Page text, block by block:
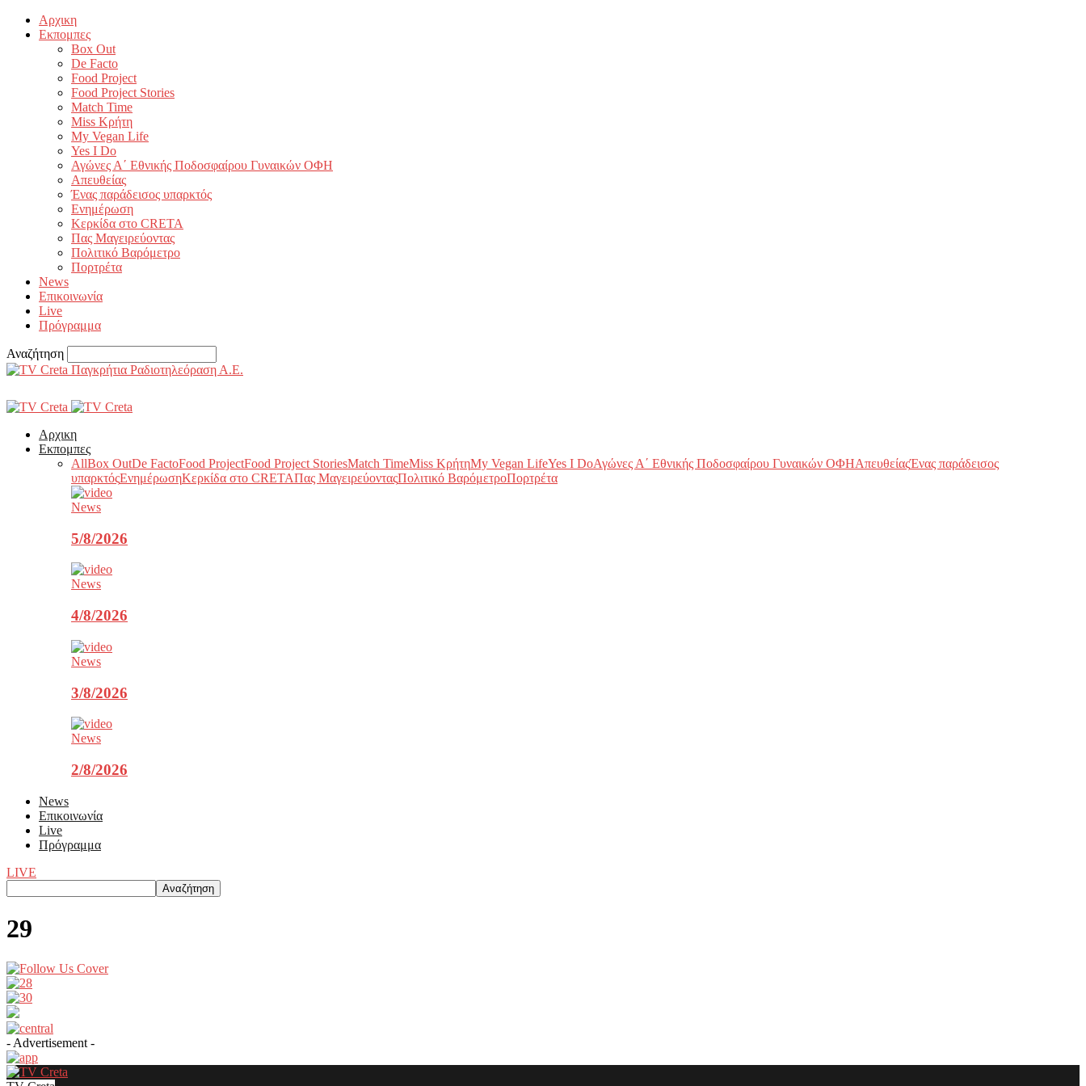
Αρχικη
Εκπομπες
Box Out
De Facto
Food Project
Food Project Stories
Match Time
Miss Κρήτη
My Vegan Life
Yes I Do
Αγώνες Α΄ Εθνικής Ποδοσφαίρου Γυναικών ΟΦΗ
Απευθείας
Ένας παράδεισος υπαρκτός
Ενημέρωση
Κερκίδα στο CRETA
Πας Μαγειρεύοντας
Πολιτικό Βαρόμετρο
Πορτρέτα
News
Επικοινωνία
Live
Πρόγραμμα
Αναζήτηση
Παγκρήτια Ραδιοτηλεόραση Α.Ε.
Αρχικη
Εκπομπες
AllBox OutDe FactoFood ProjectFood Project StoriesMatch TimeMiss ΚρήτηMy Vegan LifeYes I DoΑγώνες Α΄ Εθνικής Ποδοσφαίρου Γυναικών ΟΦΗΑπευθείαςΈνας παράδεισος
υπαρκτόςΕνημέρωσηΚερκίδα στο CRETAΠας ΜαγειρεύονταςΠολιτικό ΒαρόμετροΠορτρέτα
News
5/8/2026
News
4/8/2026
News
3/8/2026
News
2/8/2026
News
Επικοινωνία
Live
Πρόγραμμα
LIVE
29
- Advertisement -